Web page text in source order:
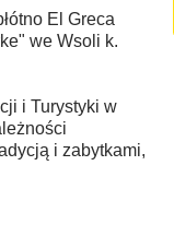
El Greca
we Wsoli k.
i Turystyki w
i zabytkami,